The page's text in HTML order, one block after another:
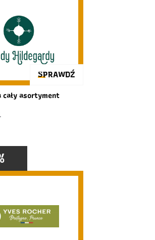
SPRAWDŹ
cały asortyment